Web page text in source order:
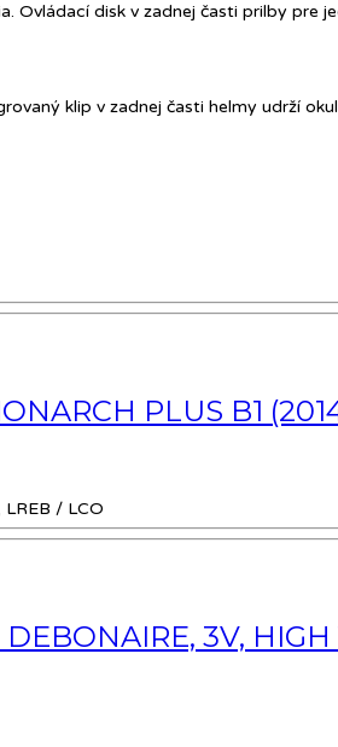
disk v zadnej časti prilby pre
klip v zadnej časti helmy udrží
PLUS B1
3V,